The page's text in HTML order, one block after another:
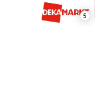
5